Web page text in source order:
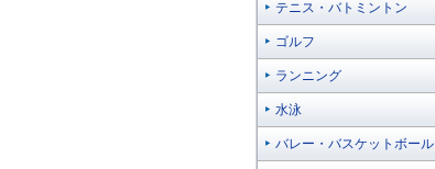
テニス・バトミントン
ゴルフ
ランニング
水泳
バレー・バスケットボール